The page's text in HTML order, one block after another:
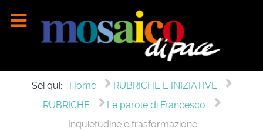
Sei qui: Home
RUBRICHE E INIZIATIVE
RUBRICHE
Le parole di Francesco
Inquietudine e trasformazione